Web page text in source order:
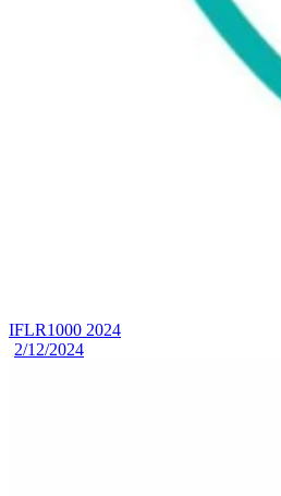
IFLR1000 2024
2/12/2024